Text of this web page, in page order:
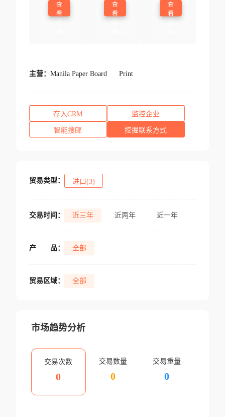
查
看
查
看
查
看
主营： Manila Paper Board Print
存入CRM 监控企业
智能搜邮 挖掘联系方式
贸易类型： 进口(3)
交易时间： 近三年 近两年 近一年
产 品： 全部
贸易区域： 全部
市场趋势分析
交易次数
0
交易数量
0
交易重量
0